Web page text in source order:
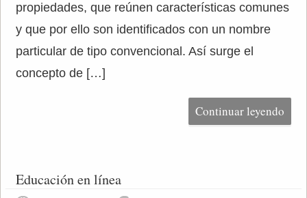
propiedades, que reúnen características comunes
y que por ello son identificados con un nombre
particular de tipo convencional. Así surge el
concepto de […]
Continuar leyendo
Educación en línea